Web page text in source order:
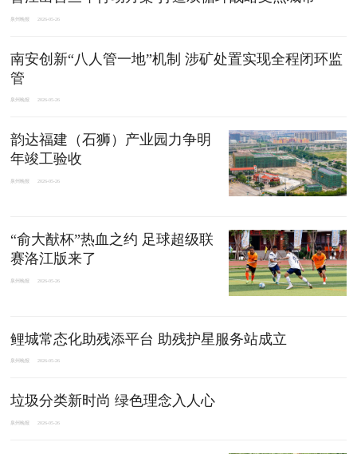
泉州晚报 2026-05-26
南安创新“八人管一地”机制 涉矿处置实现全程闭环监
管
泉州晚报 2026-05-26
韵达福建（石狮）产业园力争明
年竣工验收
泉州晚报 2026-05-26
“俞大猷杯”热血之约 足球超级联
赛洛江版来了
泉州晚报 2026-05-26
鲤城常态化助残添平台 助残护星服务站成立
泉州晚报 2026-05-26
垃圾分类新时尚 绿色理念入人心
泉州晚报 2026-05-26